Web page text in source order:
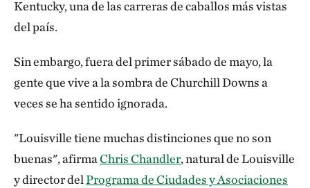
Kentucky, una de las carreras de caballos más vistas
del país.
Sin embargo, fuera del primer sábado de mayo, la
gente que vive a la sombra de Churchill Downs a
veces se ha sentido ignorada.
"Louisville tiene muchas distinciones que no son
buenas", afirmaChris Chandler, natural de Louisville
y director delPrograma de Ciudades y Asociaciones